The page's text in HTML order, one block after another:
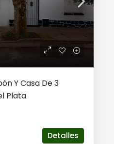
Y Casa De 3
Plata
Detalles